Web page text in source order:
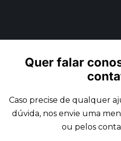
Quer falar
Caso precise de qualquer
dúvida, nos envie uma
ou pelos